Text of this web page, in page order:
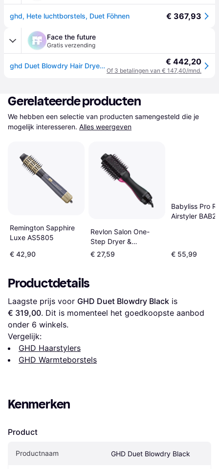
ghd, Hete luchtborstels, Duet Föhnen € 367,93
Face the future
Gratis verzending
ghd Duet Blowdry Hair Dryer Brush Black € 442,20
Of 3 betalingen van € 147,40/mnd.
Gerelateerde producten
We hebben een selectie van producten samengesteld die je
mogelijk interesseren. Alles weergeven
Remington Sapphire
Luxe AS5805
€ 42,90
Revlon Salon One-
Step Dryer &
Volumizer RVDR5222
Black
€ 27,59
Babyliss Pro
Airstyler
€ 55,99
Productdetails
Laagste prijs voor GHD Duet Blowdry Black
€ 319,00. Dit is momenteel het goedkoopste aanbod
onder 6 winkels.
Vergelijk:
GHD Haarstylers
GHD Warmteborstels
Kenmerken
Product
Productnaam GHD Duet Blowdry Black